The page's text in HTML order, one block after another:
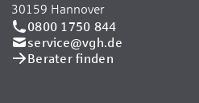
30159 Hannover
0800 1750 844
service@vgh.de
Berater finden